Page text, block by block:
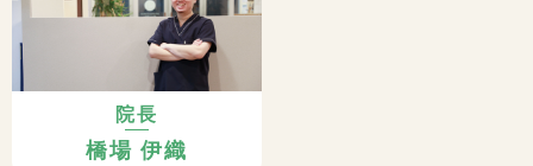
院長
橋場 伊織